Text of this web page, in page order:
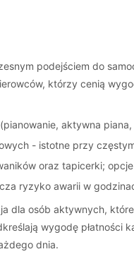
podejściem do
którzy cenią
aktywna
- istotne przy
oraz tapicerki;
ryzyko awarii w
dla osób aktywnych,
wygodę
dnia.